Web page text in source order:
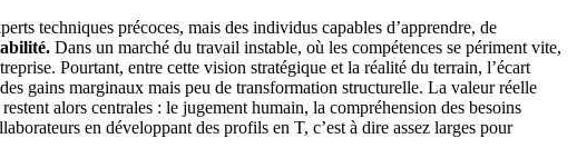
techniques précoces, mais des individus capables d’apprendre, de
Dans un marché du travail instable, où les compétences se périment vite,
Pourtant, entre cette vision stratégique et la réalité du terrain, l’écart
gains marginaux mais peu de transformation structurelle. La valeur réelle
alors centrales : le jugement humain, la compréhension des besoins
en développant des profils en T, c’est à dire assez larges pour